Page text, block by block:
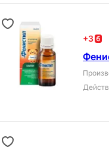
+3